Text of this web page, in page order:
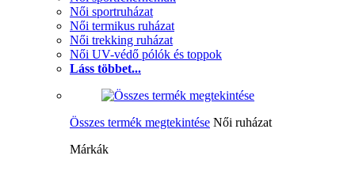
Női sportruházat
Női termikus ruházat
Női trekking ruházat
Női UV-védő pólók és toppok
Láss többet...
Összes termék megtekintése Női ruházat
Márkák